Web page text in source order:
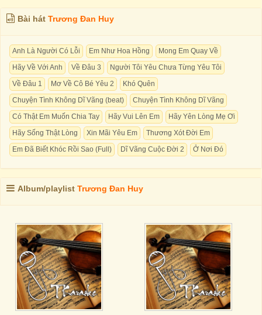
Bài hát Trương Đan Huy
Anh Là Người Có Lỗi Em Như Hoa Hồng
Mong Em Quay Về
Hãy Về Với Anh
Về Đâu 3
Người Tôi Yêu Chưa Từng Yêu Tôi
Về Đâu 1
Mơ Về Cô Bé Yêu 2
Khó Quên
Chuyện Tình Không Dĩ Vãng (beat)
Chuyện Tình Không Dĩ Vãng
Có Thật Em Muốn Chia Tay
Hãy Vui Lên Em
Hãy Yên Lòng Mẹ Ơi
Hãy Sống Thật Lòng
Xin Mãi Yêu Em
Thương Xót Đời Em
Em Đã Biết Khóc Rồi Sao (Full)
Dĩ Vãng Cuộc Đời 2 Ở Nơi Đó
Album/playlist Trương Đan Huy